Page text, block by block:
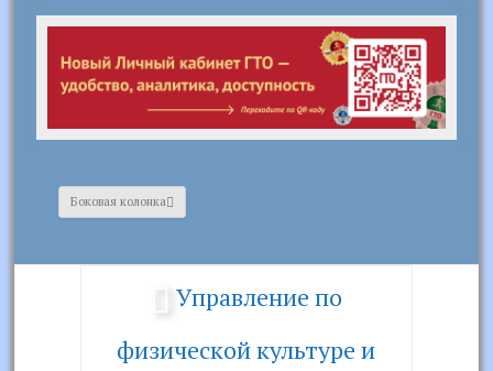
Боковая колонка
Управление по
физической культуре и